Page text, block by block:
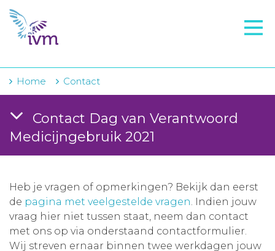
VMI
FTO voorbereiding
IVM-academie
Voorschrijfgedrag
Projecten
Over IVM
Actueel
Contact
Home Contact
Contact Dag van Verantwoord
Medicijngebruik 2021
Heb je vragen of opmerkingen? Bekijk dan eerst
de pagina met veelgestelde vragen. Indien jouw
vraag hier niet tussen staat, neem dan contact
met ons op via onderstaand contactformulier.
Wij streven ernaar binnen twee werkdagen jouw